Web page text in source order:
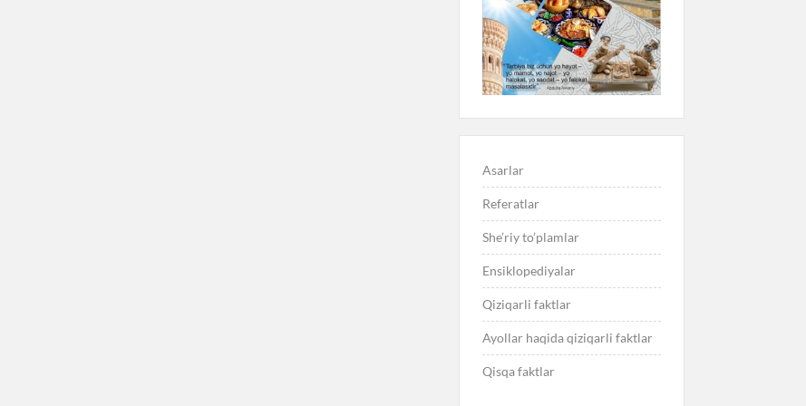
Asarlar
Referatlar
She’riy to’plamlar
Ensiklopediyalar
Qiziqarli faktlar
Ayollar haqida qiziqarli faktlar
Qisqa faktlar